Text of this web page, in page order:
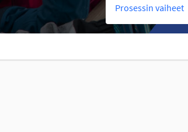
Prosessin vaiheet